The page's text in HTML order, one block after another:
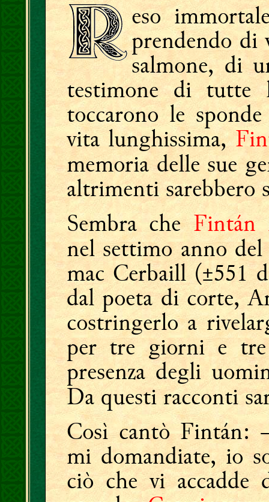
eso
prendendo
salmone, di
testimone di tutte
toccarono le
vita lunghissima,
memoria delle sue
altrimenti sarebbero
Sembra cheFintán
nel settimo anno
mac Cerbaill (±551
dal poeta di corte,
costringerlo a
per tre giorni e
presenza degli
Da questi racconti
Così cantò Fintán:
mi domandiate, io
ciò che vi accadde